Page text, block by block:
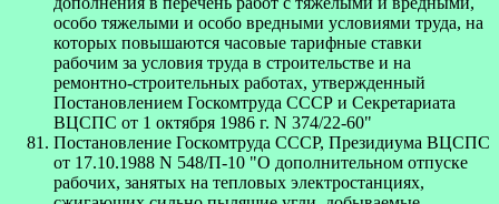
особо тяжелыми и особо вредными условиями труда, на
которых повышаются часовые тарифные ставки
рабочим за условия труда в строительстве и на
ремонтно-строительных работах, утвержденный
Постановлением Госкомтруда СССР и Секретариата
ВЦСПС от 1 октября 1986 г. N 374/22-60"
Постановление Госкомтруда СССР, Президиума ВЦСПС
от 17.10.1988 N 548/П-10 "О дополнительном отпуске
рабочих, занятых на тепловых электростанциях,